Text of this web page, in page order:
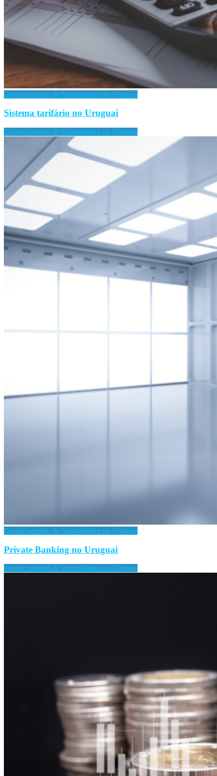
Gerenciamento de formalidades no Uruguai
Sistema tarifário no Uruguai
Gerenciamento de formalidades no Uruguai
Gerenciamento de formalidades no Uruguai
Private Banking no Uruguai
Gerenciamento de formalidades no Uruguai